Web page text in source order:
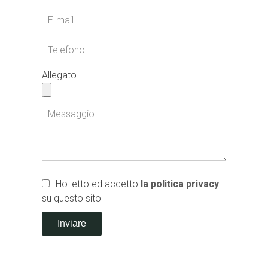
Allegato
Ho letto ed accetto la politica privacy
su questo sito
Inviare